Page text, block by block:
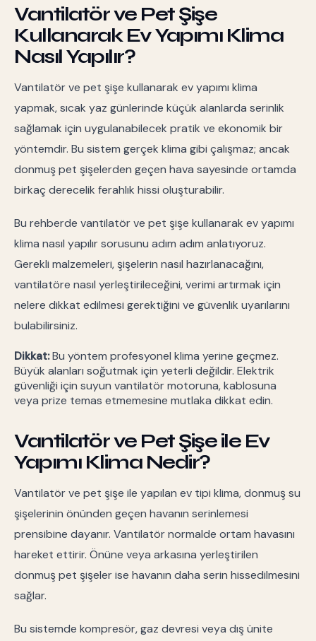
Vantilatör ve Pet Şişe
Kullanarak Ev Yapımı Klima
Nasıl Yapılır?
Vantilatör ve pet şişe kullanarak ev yapımı klima
yapmak, sıcak yaz günlerinde küçük alanlarda serinlik
sağlamak için uygulanabilecek pratik ve ekonomik bir
yöntemdir. Bu sistem gerçek klima gibi çalışmaz; ancak
donmuş pet şişelerden geçen hava sayesinde ortamda
birkaç derecelik ferahlık hissi oluşturabilir.
Bu rehberde vantilatör ve pet şişe kullanarak ev yapımı
klima nasıl yapılır sorusunu adım adım anlatıyoruz.
Gerekli malzemeleri, şişelerin nasıl hazırlanacağını,
vantilatöre nasıl yerleştirileceğini, verimi artırmak için
nelere dikkat edilmesi gerektiğini ve güvenlik uyarılarını
bulabilirsiniz.
Dikkat:Bu yöntem profesyonel klima yerine geçmez.
Büyük alanları soğutmak için yeterli değildir. Elektrik
güvenliği için suyun vantilatör motoruna, kablosuna
veya prize temas etmemesine mutlaka dikkat edin.
Vantilatör ve Pet Şişe ile Ev
Yapımı Klima Nedir?
Vantilatör ve pet şişe ile yapılan ev tipi klima, donmuş su
şişelerinin önünden geçen havanın serinlemesi
prensibine dayanır. Vantilatör normalde ortam havasını
hareket ettirir. Önüne veya arkasına yerleştirilen
donmuş pet şişeler ise havanın daha serin hissedilmesini
sağlar.
Bu sistemde kompresör, gaz devresi veya dış ünite